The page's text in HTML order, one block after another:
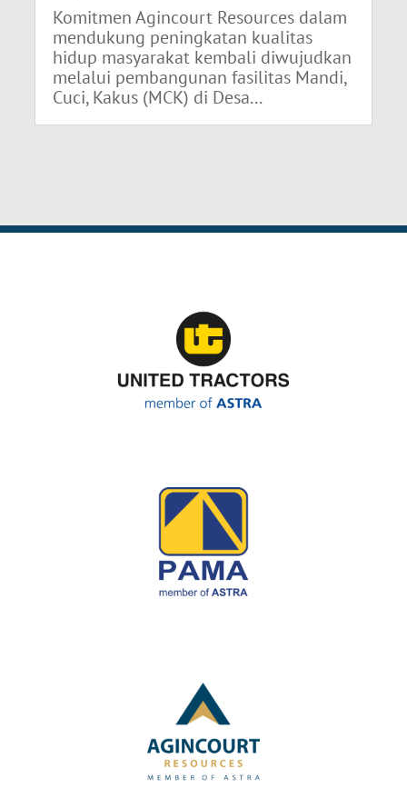
Komitmen Agincourt Resources dalam
mendukung peningkatan kualitas
hidup masyarakat kembali diwujudkan
melalui pembangunan fasilitas Mandi,
Cuci, Kakus (MCK) di Desa...